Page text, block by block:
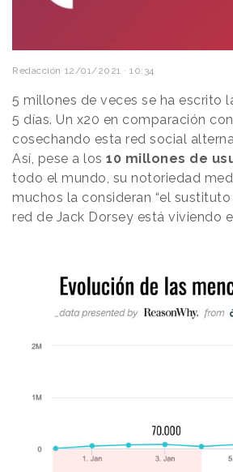
Redacción 12/01/2021 · 10:34
5 millones de veces se ha escrito
5 días. Un x20 en comparación
cosechando esta red social
Así, pese a los 10 millones de
todo el mundo, su notoriedad
muchos la consideran “el
red de Jack Dorsey está viviendo